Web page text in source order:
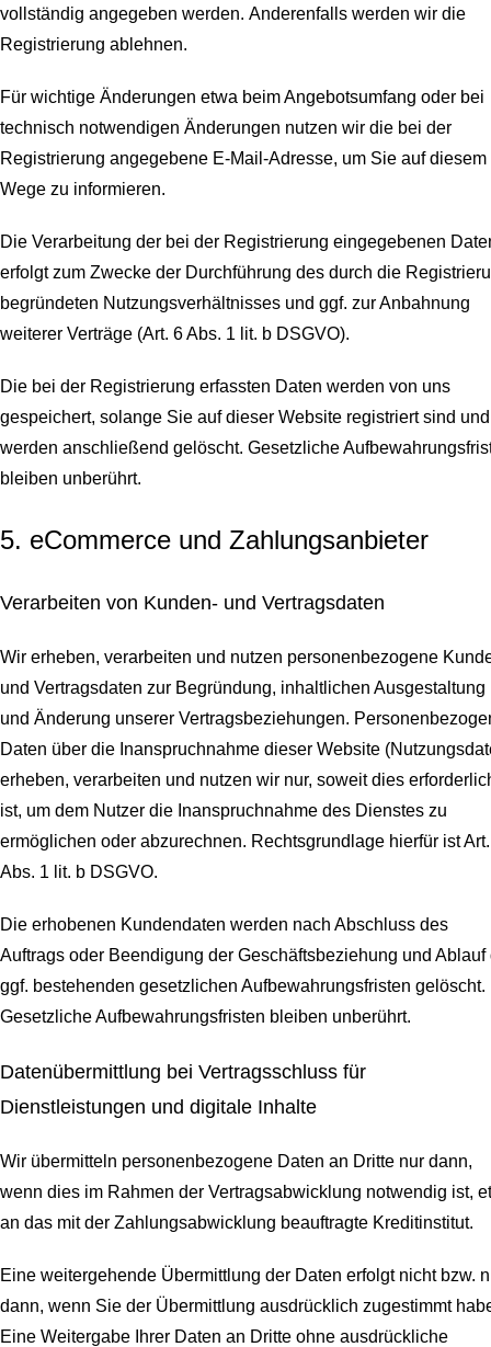
vollständig angegeben werden. Anderenfalls werden wir die
Registrierung ablehnen.
Für wichtige Änderungen etwa beim Angebotsumfang oder bei
technisch notwendigen Änderungen nutzen wir die bei der
Registrierung angegebene E-Mail-Adresse, um Sie auf diesem
Wege zu informieren.
Die Verarbeitung der bei der Registrierung eingegebenen
erfolgt zum Zwecke der Durchführung des durch die
begründeten Nutzungsverhältnisses und ggf. zur Anbahnung
weiterer Verträge (Art. 6 Abs. 1 lit. b DSGVO).
Die bei der Registrierung erfassten Daten werden von uns
gespeichert, solange Sie auf dieser Website registriert sind und
werden anschließend gelöscht. Gesetzliche
bleiben unberührt.
5. eCommerce und Zahlungs­anbieter
Verarbeiten von Kunden- und Vertragsdaten
Wir erheben, verarbeiten und nutzen personenbezogene
und Vertragsdaten zur Begründung, inhaltlichen Ausgestaltung
und Änderung unserer Vertragsbeziehungen.
Daten über die Inanspruchnahme dieser Website
erheben, verarbeiten und nutzen wir nur, soweit dies
ist, um dem Nutzer die Inanspruchnahme des Dienstes zu
ermöglichen oder abzurechnen. Rechtsgrundlage hierfür ist
Abs. 1 lit. b DSGVO.
Die erhobenen Kundendaten werden nach Abschluss des
Auftrags oder Beendigung der Geschäftsbeziehung und Ablauf
ggf. bestehenden gesetzlichen Aufbewahrungsfristen gelöscht.
Gesetzliche Aufbewahrungsfristen bleiben unberührt.
Daten­übermittlung bei Vertragsschluss für
Dienstleistungen und digitale Inhalte
Wir übermitteln personenbezogene Daten an Dritte nur dann,
wenn dies im Rahmen der Vertragsabwicklung notwendig ist,
an das mit der Zahlungsabwicklung beauftragte Kreditinstitut.
Eine weitergehende Übermittlung der Daten erfolgt nicht bzw.
dann, wenn Sie der Übermittlung ausdrücklich zugestimmt
Eine Weitergabe Ihrer Daten an Dritte ohne ausdrückliche